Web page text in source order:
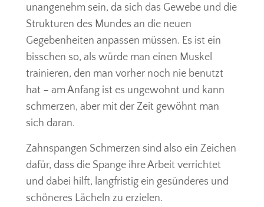
unangenehm sein, da sich das Gewebe und die
Strukturen des Mundes an die neuen
Gegebenheiten anpassen müssen. Es ist ein
bisschen so, als würde man einen Muskel
trainieren, den man vorher noch nie benutzt
hat – am Anfang ist es ungewohnt und kann
schmerzen, aber mit der Zeit gewöhnt man
sich daran.
Zahnspangen Schmerzen sind also ein Zeichen
dafür, dass die Spange ihre Arbeit verrichtet
und dabei hilft, langfristig ein gesünderes und
schöneres Lächeln zu erzielen.